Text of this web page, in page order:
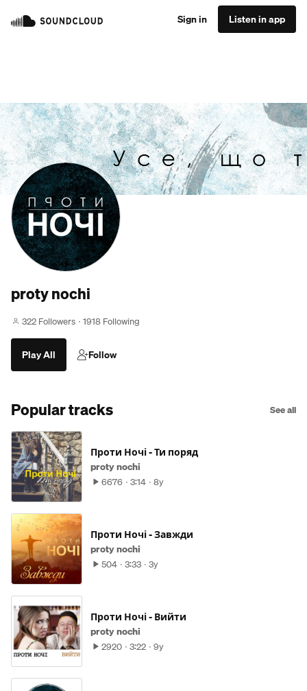
Sign in Listen in app
proty nochi
322 Followers 1918 Following
Play All Follow
Popular tracks See all
Проти Ночі - Ти поряд
proty nochi
6676 3:14 8y
Проти Ночі - Завжди
proty nochi
504 3:33 3y
Проти Ночі - Вийти
proty nochi
2920 3:22 9y